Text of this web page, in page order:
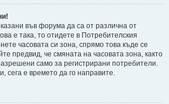
във форума да са от различна от
е така, то отидете в Потребителския
часовата си зона, спрямо това къде се
предвид, че смяната на часовата зона, както
само за регистрирани потребители.
сега е времето да го направите.